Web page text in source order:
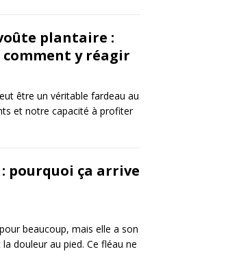
plantaire :
y réagir
être un véritable fardeau au
et notre capacité à profiter
pourquoi ça arrive
beaucoup, mais elle a son
douleur au pied. Ce fléau ne